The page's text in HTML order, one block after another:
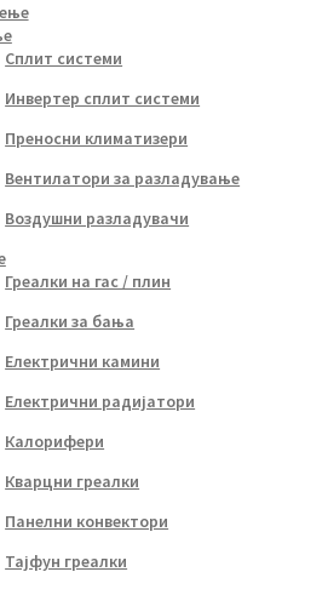
Сплит системи
Инвертер сплит системи
Преносни климатизери
Вентилатори за разладување
Воздушни разладувачи
Греалки на гас / плин
Греалки за бања
Електрични камини
Електрични радијатори
Калорифери
Кварцни греалки
Панелни конвектори
Тајфун греалки